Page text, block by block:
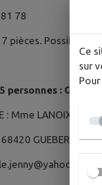
78
pièces. Possibilité
personnes : Gîte le
: Mme LANOIX
Ce
sur